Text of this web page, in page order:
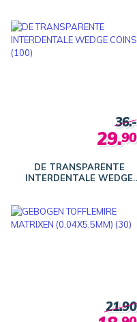
DE TRANSPARENTE
INTERDENTALE WEDGE
36.-
29.90
21.90